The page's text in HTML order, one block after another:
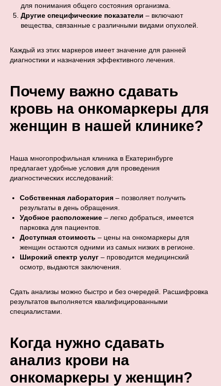
для понимания общего состояния организма.
Другие специфические показатели – включают
вещества, связанные с различными видами опухолей.
Каждый из этих маркеров имеет значение для ранней
диагностики и назначения эффективного лечения.
Почему важно сдавать
кровь на онкомаркеры для
женщин в нашей клинике?
Наша многопрофильная клиника в Екатеринбурге
предлагает удобные условия для проведения
диагностических исследований:
Собственная лаборатория – позволяет получить
результаты в день обращения.
Удобное расположение – легко добраться, имеется
парковка для пациентов.
Доступная стоимость – цены на онкомаркеры для
женщин остаются одними из самых низких в регионе.
Широкий спектр услуг – проводится медицинский
осмотр, выдаются заключения.
Сдать анализы можно быстро и без очередей. Расшифровка
результатов выполняется квалифицированными
специалистами.
Когда нужно сдавать
анализ крови на
онкомаркеры у женщин?